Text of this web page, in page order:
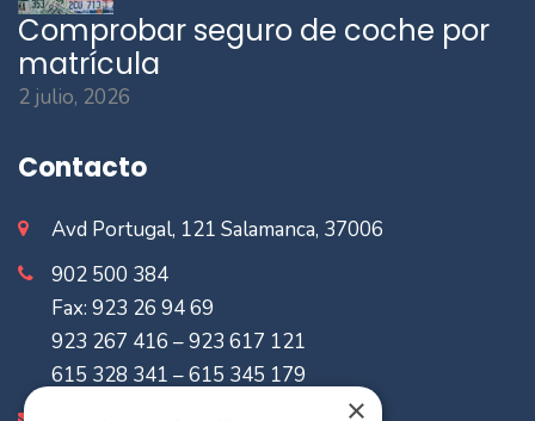
Comprobar seguro de coche por
matrícula
2 julio, 2026
Contacto
Avd Portugal, 121 Salamanca, 37006
902 500 384
Fax: 923 26 94 69
923 267 416 – 923 617 121
615 328 341 – 615 345 179
×